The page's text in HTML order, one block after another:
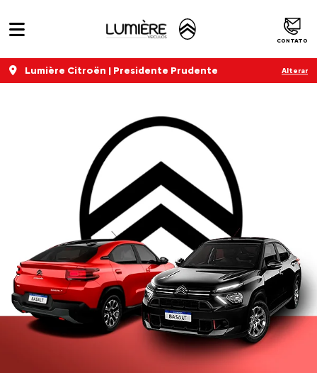
CONTATO
Lumière Citroën | Presidente Prudente Alterar